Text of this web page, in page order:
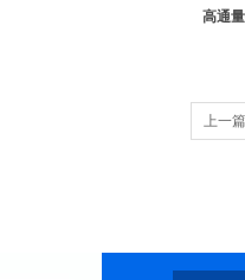
高通
上一篇